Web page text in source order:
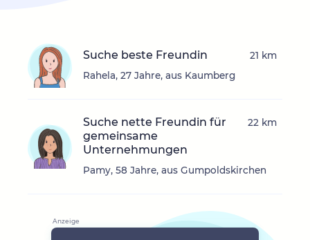
Suche beste Freundin
Rahela, 27 Jahre, aus Kaumberg
21 km
Suche nette Freundin für
gemeinsame
Unternehmungen
Pamy, 58 Jahre, aus Gumpoldskirchen
22 km